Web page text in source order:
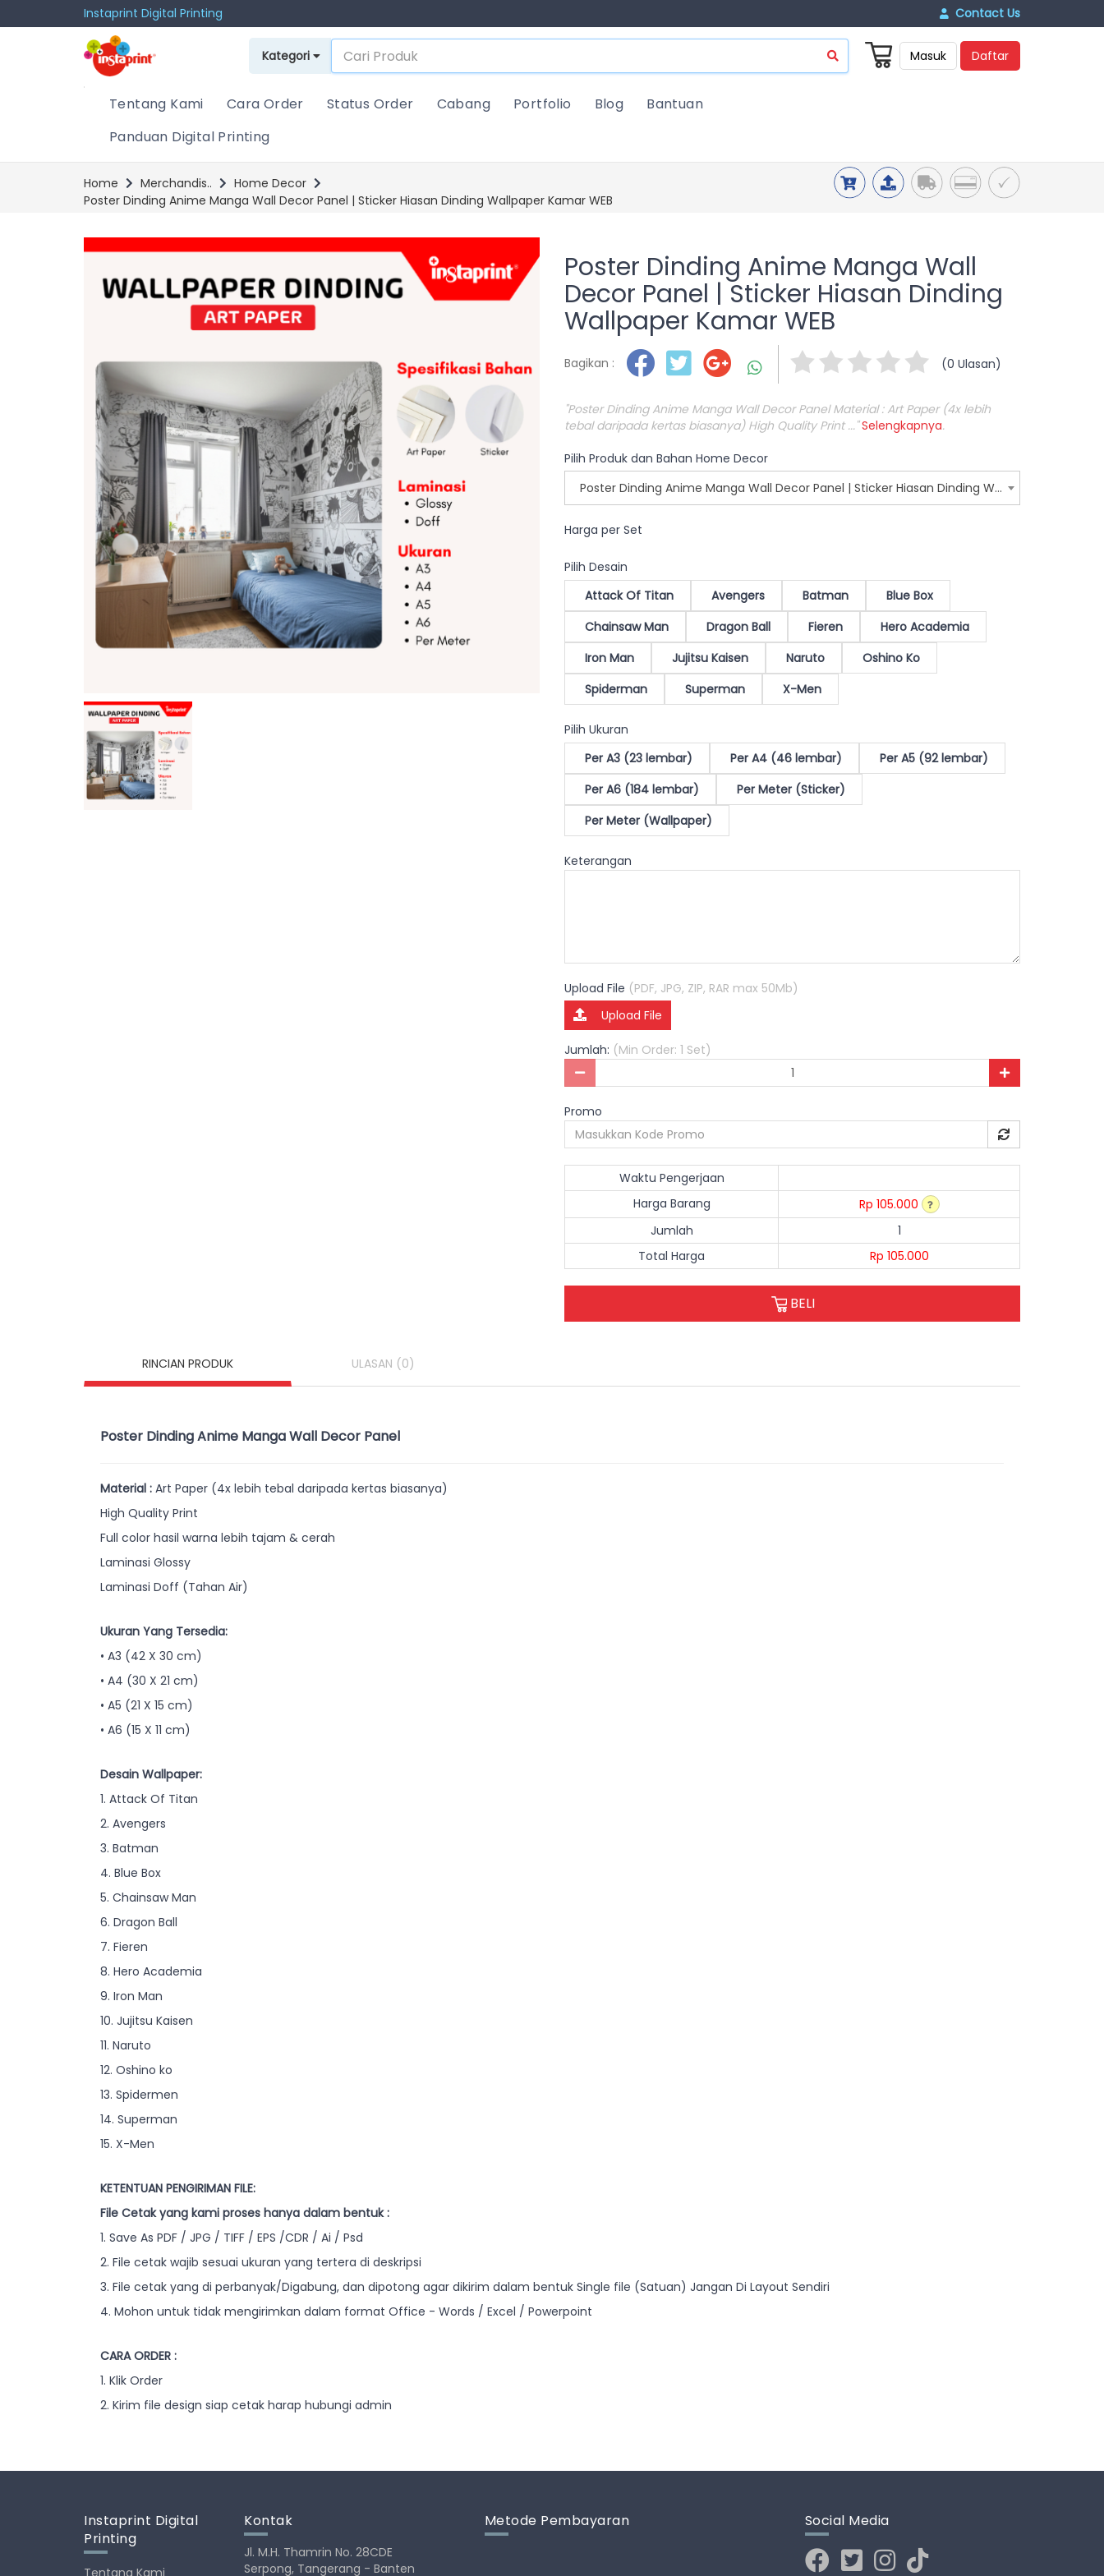
Instaprint Digital Printing Contact Us
Kategori Masuk Daftar
Tentang Kami Cara Order Status Order Cabang Portfolio Blog
Bantuan
Panduan Digital Printing
Home Merchandis..
Home Decor
Poster Dinding Anime Manga Wall Decor Panel | Sticker Hiasan Dinding Wallpaper Kamar WEB
Poster Dinding Anime Manga Wall
Decor Panel | Sticker Hiasan Dinding
Wallpaper Kamar WEB
Bagikan : (0 Ulasan)
"Poster Dinding Anime Manga Wall Decor Panel Material : Art Paper (4x lebih
tebal daripada kertas biasanya) High Quality Print ..."Selengkapnya.
Pilih Produk dan Bahan Home Decor
Poster Dinding Anime Manga Wall Decor Panel | Sticker Hiasan Dinding Wallpaper Kamar WEB
Harga per Set
Pilih Desain
Attack Of Titan
Avengers Batman
Blue Box
Chainsaw Man
Dragon Ball Fieren
Hero Academia
Iron Man
Jujitsu Kaisen Naruto
Oshino Ko
Spiderman
Superman X-Men
Pilih Ukuran
Per A3 (23 lembar)
Per A4 (46 lembar)
Per A5 (92 lembar)
Per A6 (184 lembar)
Per Meter (Sticker)
Per Meter (Wallpaper)
Keterangan
Upload File (PDF, JPG, ZIP, RAR max 50Mb)
Upload File
Jumlah: (Min Order: 1 Set)
Promo
Waktu Pengerjaan
Harga Barang
Rp 105.000
Jumlah
1
Total Harga
Rp 105.000
BELI
RINCIAN PRODUK ULASAN (0)
Poster Dinding Anime Manga Wall Decor Panel
Material : Art Paper (4x lebih tebal daripada kertas biasanya)
High Quality Print
Full color hasil warna lebih tajam & cerah
Laminasi Glossy
Laminasi Doff (Tahan Air)
Ukuran Yang Tersedia:
• A3 (42 X 30 cm)
• A4 (30 X 21 cm)
• A5 (21 X 15 cm)
• A6 (15 X 11 cm)
Desain Wallpaper:
1. Attack Of Titan
2. Avengers
3. Batman
4. Blue Box
5. Chainsaw Man
6. Dragon Ball
7. Fieren
8. Hero Academia
9. Iron Man
10. Jujitsu Kaisen
11. Naruto
12. Oshino ko
13. Spidermen
14. Superman
15. X-Men
KETENTUAN PENGIRIMAN FILE:
File Cetak yang kami proses hanya dalam bentuk :
1. Save As PDF / JPG / TIFF / EPS /CDR / Ai / Psd
2. File cetak wajib sesuai ukuran yang tertera di deskripsi
3. File cetak yang di perbanyak/Digabung, dan dipotong agar dikirim dalam bentuk Single file (Satuan) Jangan Di Layout Sendiri
4. Mohon untuk tidak mengirimkan dalam format Office - Words / Excel / Powerpoint
CARA ORDER :
1. Klik Order
2. Kirim file design siap cetak harap hubungi admin
Instaprint Digital
Printing
Kontak
Jl. M.H. Thamrin No. 28CDE
Serpong, Tangerang - Banten
Metode Pembayaran Social Media